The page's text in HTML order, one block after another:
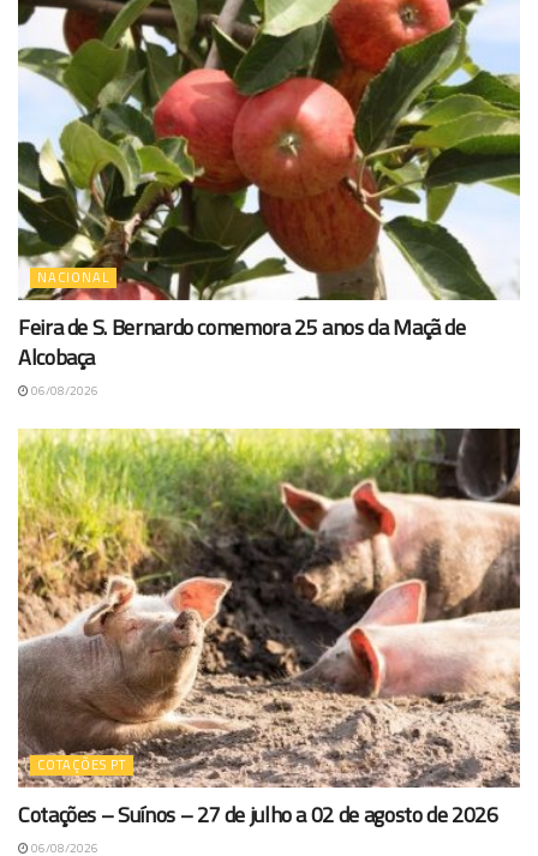
NACIONAL
Feira de S. Bernardo comemora 25 anos da Maçã de
Alcobaça
06/08/2026
COTAÇÕES PT
Cotações – Suínos – 27 de julho a 02 de agosto de 2026
06/08/2026